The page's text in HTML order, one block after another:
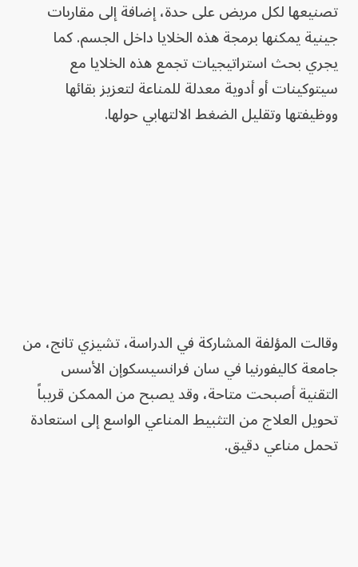
تصنيعها لكل مريض على حدة، إضافة إلى مقاربات
جينية يمكنها برمجة هذه الخلايا داخل الجسم. كما
يجري بحث استراتيجيات تجمع هذه الخلايا مع
سيتوكينات أو أدوية معدلة للمناعة لتعزيز بقائها
ووظيفتها وتقليل الضغط الالتهابي حولها.
وقالت المؤلفة المشاركة في الدراسة، تشيزي تانج، من
جامعة كاليفورنيا في سان فرانسيسكوإن الأسس
التقنية أصبحت متاحة، وقد يصبح من الممكن قريباً
تحويل العلاج من التثبيط المناعي الواسع إلى استعادة
تحمل مناعي دقيق.